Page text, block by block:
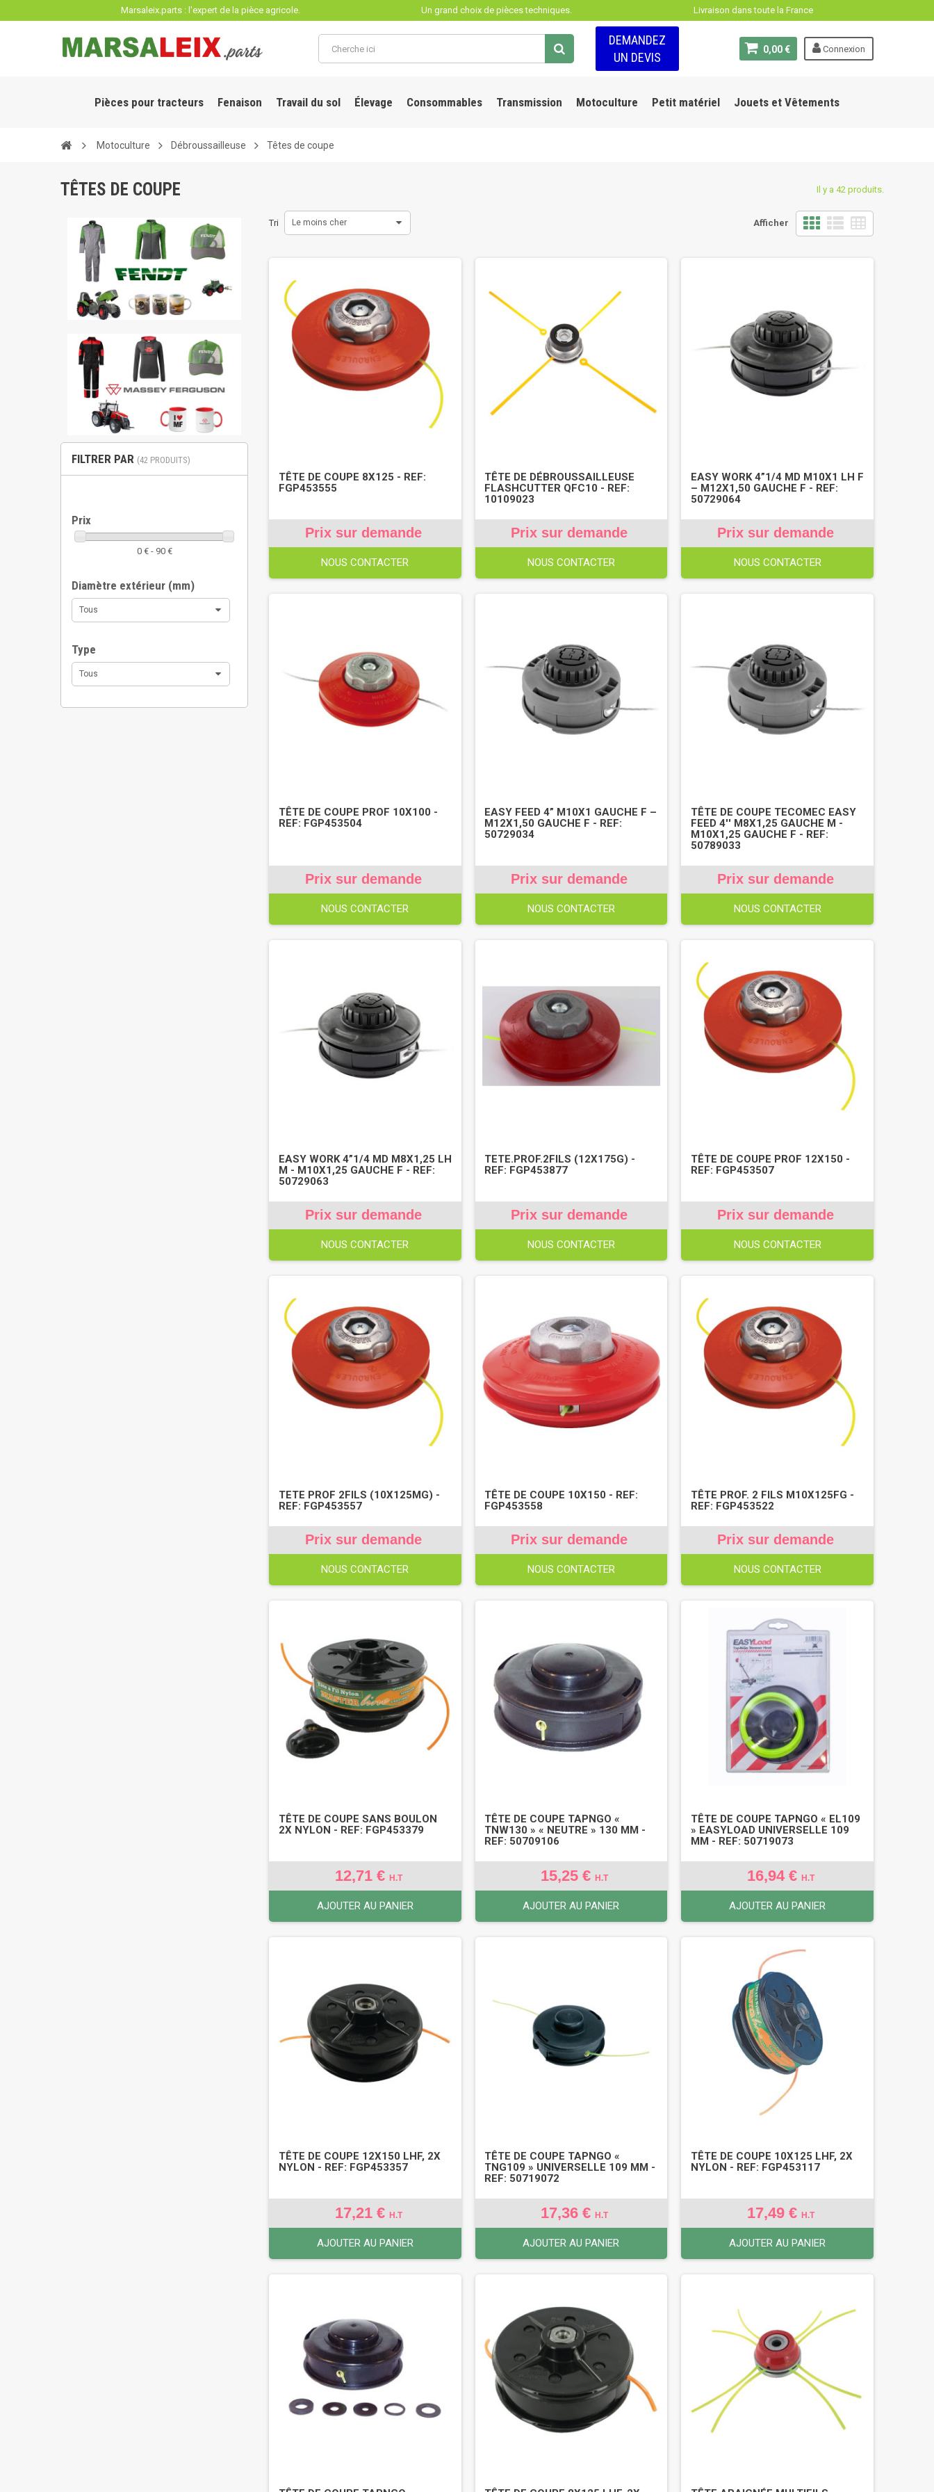
Marsaleix.parts : l'expert de la pièce agricole. Un grand choix de pièces techniques. Livraison dans toute la France
Connexion
0,00 €
DEMANDEZ
UN DEVIS
Pièces pour tracteurs Fenaison Travail du sol Élevage Consommables Transmission Motoculture Petit matériel Jouets et Vêtements
Motoculture Débroussailleuse Têtes de coupe
TÊTES DE COUPE Il y a 42 produits.
FILTRER PAR (42 PRODUITS)
Prix
0 € - 90 €
Diamètre extérieur (mm)
Tous
Type
Tous
Afficher
Tri Le moins cher
TÊTE DE COUPE 8X125 - REF:
FGP453555
Prix sur demande
NOUS CONTACTER
TÊTE DE DÉBROUSSAILLEUSE
FLASHCUTTER QFC10 - REF:
10109023
Prix sur demande
NOUS CONTACTER
EASY WORK 4”1/4 MD M10X1 LH F
– M12X1,50 GAUCHE F - REF:
50729064
Prix sur demande
NOUS CONTACTER
TÊTE DE COUPE PROF 10X100 -
REF: FGP453504
Prix sur demande
NOUS CONTACTER
EASY FEED 4” M10X1 GAUCHE F –
M12X1,50 GAUCHE F - REF:
50729034
Prix sur demande
NOUS CONTACTER
TÊTE DE COUPE TECOMEC EASY
FEED 4'' M8X1,25 GAUCHE M -
M10X1,25 GAUCHE F - REF:
50789033
Prix sur demande
NOUS CONTACTER
EASY WORK 4”1/4 MD M8X1,25 LH
M - M10X1,25 GAUCHE F - REF:
50729063
Prix sur demande
NOUS CONTACTER
TETE.PROF.2FILS (12X175G) -
REF: FGP453877
Prix sur demande
NOUS CONTACTER
TÊTE DE COUPE PROF 12X150 -
REF: FGP453507
Prix sur demande
NOUS CONTACTER
TETE PROF 2FILS (10X125MG) -
REF: FGP453557
Prix sur demande
NOUS CONTACTER
TÊTE DE COUPE 10X150 - REF:
FGP453558
Prix sur demande
NOUS CONTACTER
TÊTE PROF. 2 FILS M10X125FG -
REF: FGP453522
Prix sur demande
NOUS CONTACTER
TÊTE DE COUPE SANS BOULON
2X NYLON - REF: FGP453379
12,71 € H.T
AJOUTER AU PANIER
TÊTE DE COUPE TAPNGO «
TNW130 » « NEUTRE » 130 MM -
REF: 50709106
15,25 €H.T
AJOUTER AU PANIER
TÊTE DE COUPE TAPNGO « EL109
» EASYLOAD UNIVERSELLE 109
MM - REF: 50719073
16,94 €H.T
AJOUTER AU PANIER
TÊTE DE COUPE 12X150 LHF, 2X
NYLON - REF: FGP453357
17,21 € H.T
AJOUTER AU PANIER
TÊTE DE COUPE TAPNGO «
TNG109 » UNIVERSELLE 109 MM -
REF: 50719072
17,36 €H.T
AJOUTER AU PANIER
TÊTE DE COUPE 10X125 LHF, 2X
NYLON - REF: FGP453117
17,49 €H.T
AJOUTER AU PANIER
Panneau de gestion des cookies